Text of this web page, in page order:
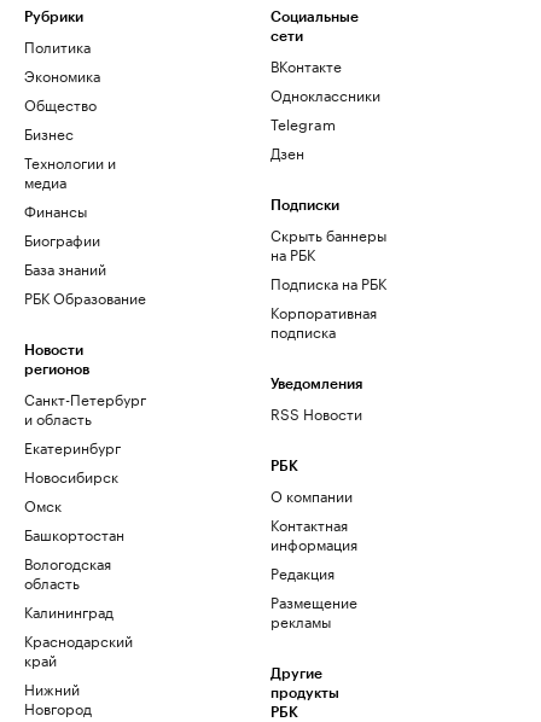
Рубрики
Политика
Экономика
Общество
Бизнес
Технологии и
медиа
Финансы
Биографии
База знаний
РБК Образование
Новости
регионов
Санкт-Петербург
и область
Екатеринбург
Новосибирск
Омск
Башкортостан
Вологодская
область
Калининград
Краснодарский
край
Нижний
Новгород
Социальные
сети
ВКонтакте
Одноклассники
Telegram
Дзен
Подписки
Скрыть баннеры
на РБК
Подписка на РБК
Корпоративная
подписка
Уведомления
RSS Новости
РБК
О компании
Контактная
информация
Редакция
Размещение
рекламы
Другие
продукты
РБК